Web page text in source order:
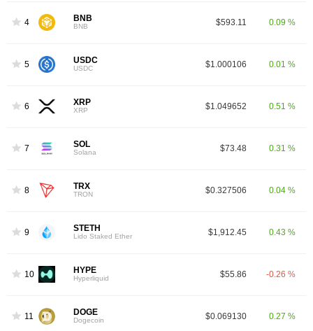
4 BNB
BNB $593.11 0.09 %
5 USDC
USDC $1.000106 0.01 %
6 XRP
XRP $1.049652 0.51 %
7 SOL
Solana $73.48 0.31 %
8 TRX
TRON $0.327506 0.04 %
9 STETH
Lido Staked Ether $1,912.45 0.43 %
10 HYPE
Hyperliquid $55.86 -0.26 %
11 DOGE
Dogecoin $0.069130 0.27 %